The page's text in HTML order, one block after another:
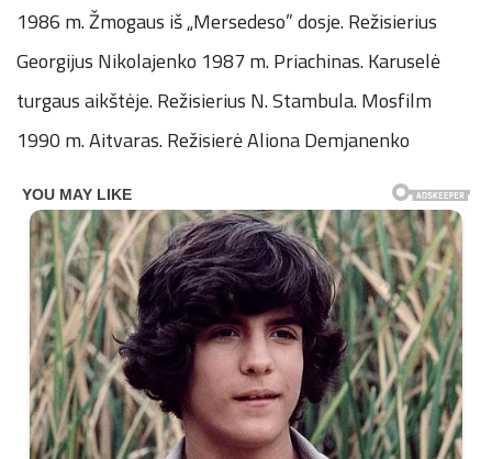
1986 m. Žmogaus iš „Mersedeso” dosje. Režisierius
Georgijus Nikolajenko 1987 m. Priachinas. Karuselė
turgaus aikštėje. Režisierius N. Stambula. Mosfilm
1990 m. Aitvaras. Režisierė Aliona Demjanenko